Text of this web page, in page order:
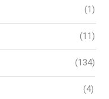
(1)
(11)
(134)
(4)